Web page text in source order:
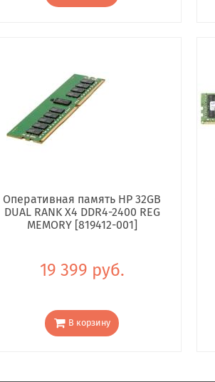
Оперативная память HP 32GB
DUAL RANK X4 DDR4-2400 REG
MEMORY [819412-001]
19 399 руб.
В корзину